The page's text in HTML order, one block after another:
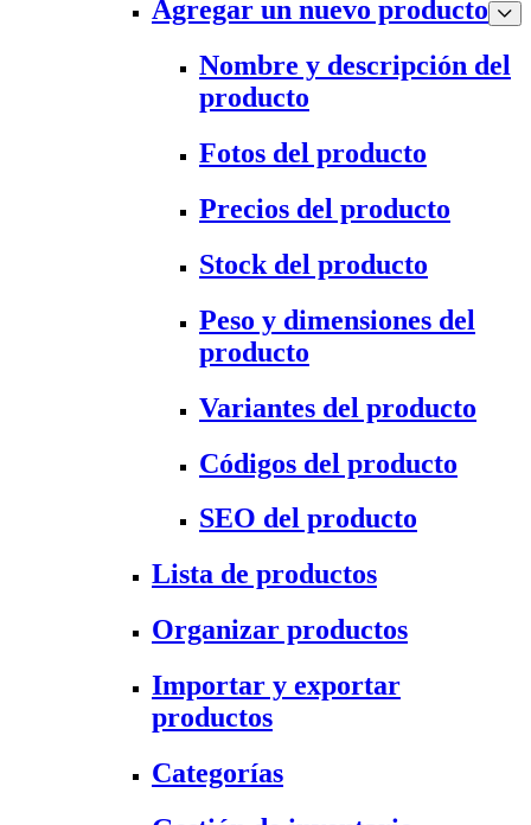
Agregar un nuevo producto
Nombre y descripción del
producto
Fotos del producto
Precios del producto
Stock del producto
Peso y dimensiones del
producto
Variantes del producto
Códigos del producto
SEO del producto
Lista de productos
Organizar productos
Importar y exportar
productos
Categorías